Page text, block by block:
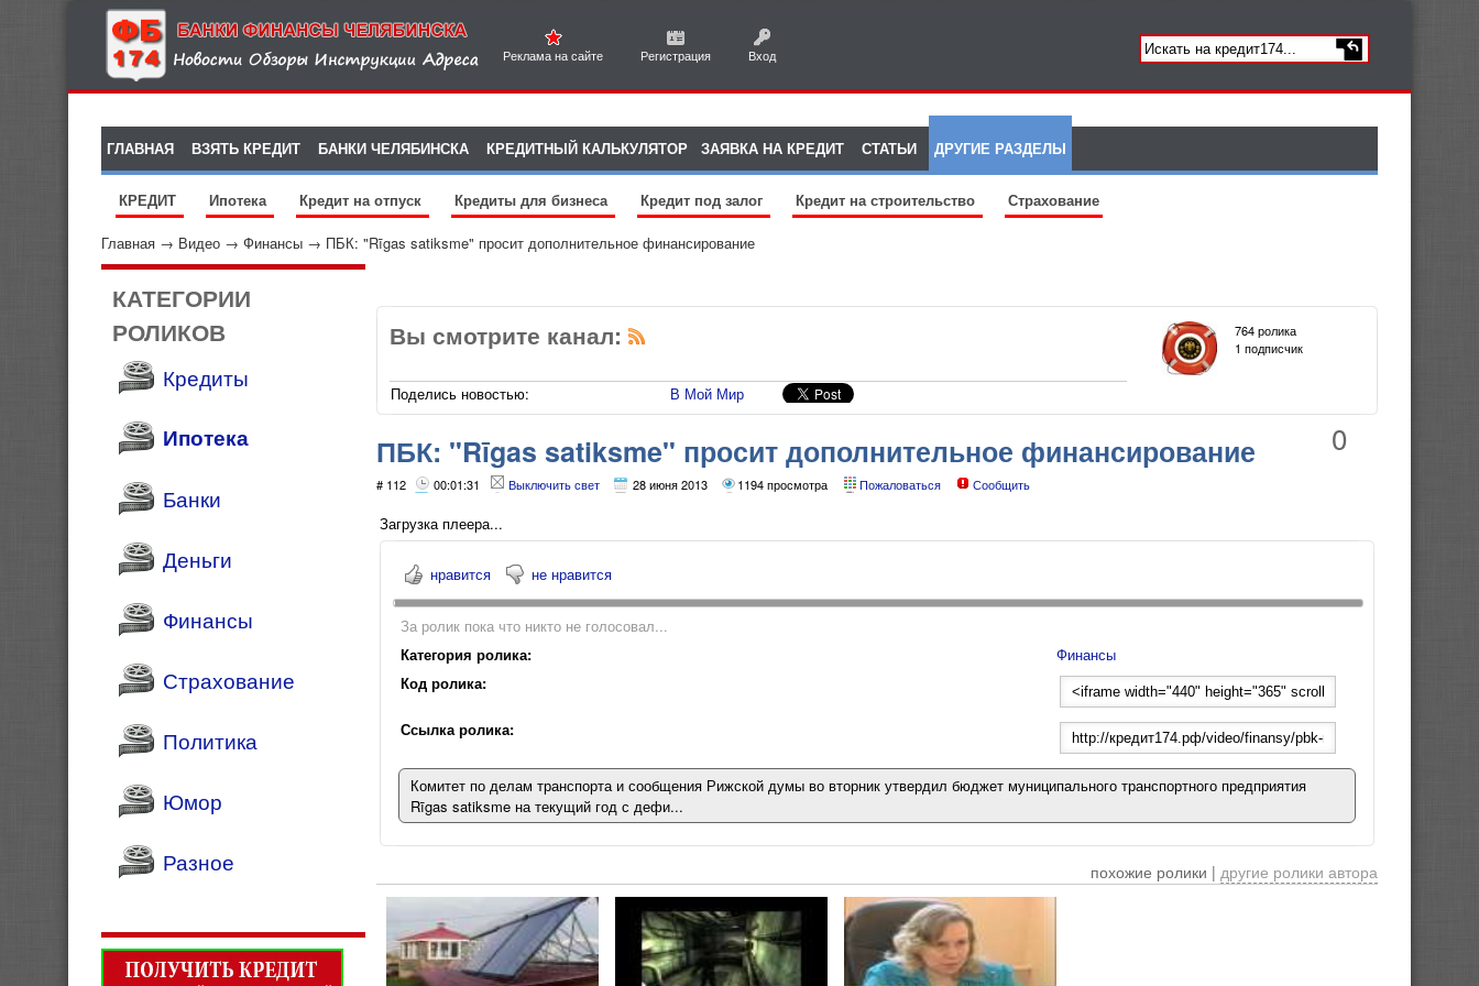
Реклама на сайте Регистрация Вход
ГЛАВНАЯ ВЗЯТЬ КРЕДИТ БАНКИ ЧЕЛЯБИНСКА КРЕДИТНЫЙ КАЛЬКУЛЯТОР ЗАЯВКА НА КРЕДИТ СТАТЬИ ДРУГИЕ РАЗДЕЛЫ
КРЕДИТ Ипотека Кредит на отпуск Кредиты для бизнеса Кредит под залог Кредит на строительство Страхование
Главная → Видео → Финансы → ПБК: "Rīgas satiksme" просит дополнительное финансирование
КАТЕГОРИИ
РОЛИКОВ
Кредиты
Ипотека
Банки
Деньги
Финансы
Страхование
Политика
Юмор
Разное
Вы смотрите канал:
Поделись новостью: В Мой Мир
764 ролика
1 подписчик
0
ПБК: "Rīgas satiksme" просит дополнительное финансирование
# 112 00:01:31 Выключить свет 28 июня 2013 1194 просмотра Пожаловаться Сообщить
Загрузка плеера...
нравится не нравится
За ролик пока что никто не голосовал...
Категория ролика:
Финансы
Код ролика:
Ссылка ролика:
Комитет по делам транспорта и сообщения Рижской думы во вторник утвердил бюджет муниципального транспортного предприятия
Rīgas satiksme на текущий год с дефи...
похожие ролики | другие ролики автора